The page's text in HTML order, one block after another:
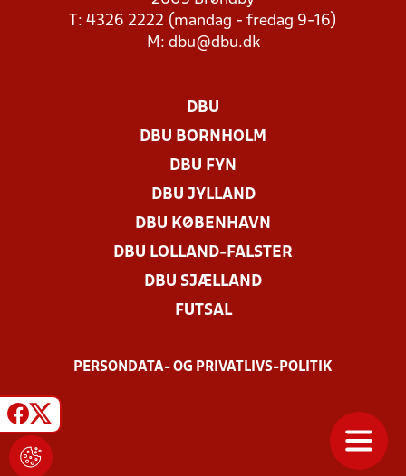
T: 4326 2222 (mandag - fredag 9-16)
M: dbu@dbu.dk
DBU
DBU BORNHOLM
DBU FYN
DBU JYLLAND
DBU KØBENHAVN
DBU LOLLAND-FALSTER
DBU SJÆLLAND
FUTSAL
PERSONDATA- OG PRIVATLIVS-POLITIK